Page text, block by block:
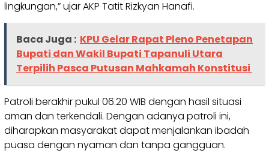
lingkungan,” ujar AKP Tatit Rizkyan Hanafi.
Baca Juga : KPU Gelar Rapat Pleno Penetapan
Bupati dan Wakil Bupati Tapanuli Utara
Terpilih Pasca Putusan Mahkamah Konstitusi
Patroli berakhir pukul 06.20 WIB dengan hasil situasi
aman dan terkendali. Dengan adanya patroli ini,
diharapkan masyarakat dapat menjalankan ibadah
puasa dengan nyaman dan tanpa gangguan.